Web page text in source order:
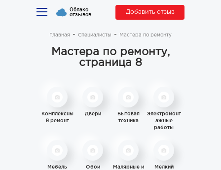
Облако
отзывов Добавить отзыв
Главная Специалисты Мастера по ремонту
Мастера по ремонту,
страница 8
Комплексны
й ремонт
Двери
Бытовая
техника
Электромонт
ажные
работы
Мебель Обои
Малярные и
Мелкий